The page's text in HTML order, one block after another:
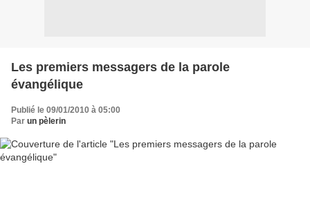
Les premiers messagers de la parole
évangélique
Publié le 09/01/2010 à 05:00
Par un pèlerin